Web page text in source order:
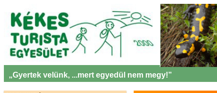
„Gyertek velünk, ...mert egyedül nem megy!”